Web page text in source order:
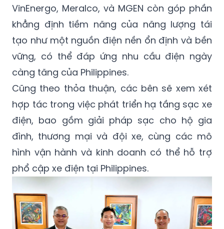
VinEnergo, Meralco, và MGEN còn góp phần
khẳng định tiềm năng của năng lượng tái
tạo như một nguồn điện nền ổn định và bền
vững, có thể đáp ứng nhu cầu điện ngày
càng tăng của Philippines.
Cũng theo thỏa thuận, các bên sẽ xem xét
hợp tác trong việc phát triển hạ tầng sạc xe
điện, bao gồm giải pháp sạc cho hộ gia
đình, thương mại và đội xe, cùng các mô
hình vận hành và kinh doanh có thể hỗ trợ
phổ cập xe điện tại Philippines.